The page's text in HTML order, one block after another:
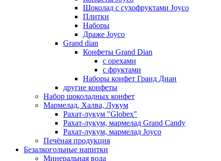
Шоколад с сухофруктами Joyco
Плитки
Наборы
Драже Joyco
Grand dian
Конфеты Grand Dian
с орехами
с фруктами
Наборы конфет Гранд Диан
другие конфеты
Набор шоколадных конфет
Мармелад, Халва, Лукум
Рахат-лукум "Globex"
Рахат-лукум, мармелад Grand Candy
Рахат-лукум, мармелад Joyco
Печёная продукция
Безалкогольные напитки
Минеральная вода